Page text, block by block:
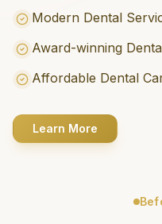
Modern Dental
Award-winning
Affordable Dental
Learn More